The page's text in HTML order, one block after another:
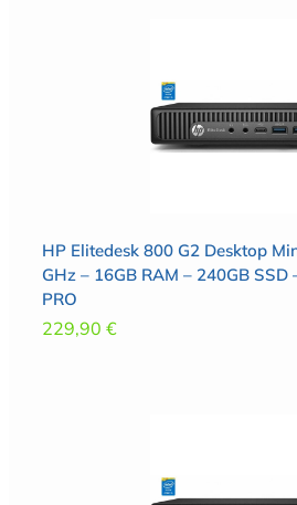
HP Elitedesk 800 G2 Desktop
GHz – 16GB RAM – 240GB
PRO
229,90 €